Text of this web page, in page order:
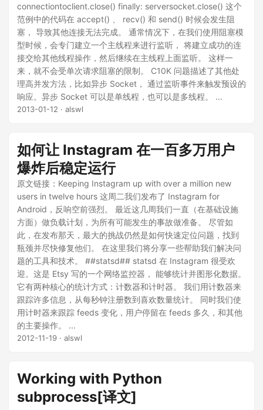
connectiontoclient.close() finally: serversocket.close() 这个
范例中的代码在 accept() 、 recv() 和 send() 时候会发生阻
塞， 导致其他连接无法完成。 通常情况下，在我们使用阻塞模
型时候，会专门建立一个主线程来进行监听， 将建立成功的连
接交给其他线程操作，然后继续在主线程上面监听。 这样一
来，就不会受单次请求阻塞的限制。 C10K 问题描述了其他处
理高并发方法，比如异步 Socket， 通过监听事件来触发预设的
响应。异步 Socket 可以是单线程，也可以是多线程。 ...
2013-01-12 · alswl
如何让 Instagram 在一百多万用户
爆炸后稳定运行
原文链接：Keeping Instagram up with over a million new
users in twelve hours 这周二我们发布了 Instagram for
Android，反响空前强烈。 最近这几周我们一直（在基础设施
方面）做负载计划，为所有可能发生的事故做准备。 尽管如
此，在发布那天，最大的挑战仍然是如何快速定位问题，找到
瓶颈并尽快修复他们。 在这里我们将分享一些帮助我们解决问
题的工具和技术。 ##statsd## statsd 在 Instagram 很受欢
迎。这是 Etsy 写的一个网络监控器， 能够统计并图形化数据。
它有两种核心的统计方式：计数器和计时器。 我们用计数器来
跟踪许多信息，从每秒钟注册数到喜欢数量统计。 同时我们使
用计时器来跟踪 feeds 变化，用户停留在 feeds 多久，和其他
的主要操作。 ...
2012-11-19 · alswl
Working with Python
subprocess[译文]